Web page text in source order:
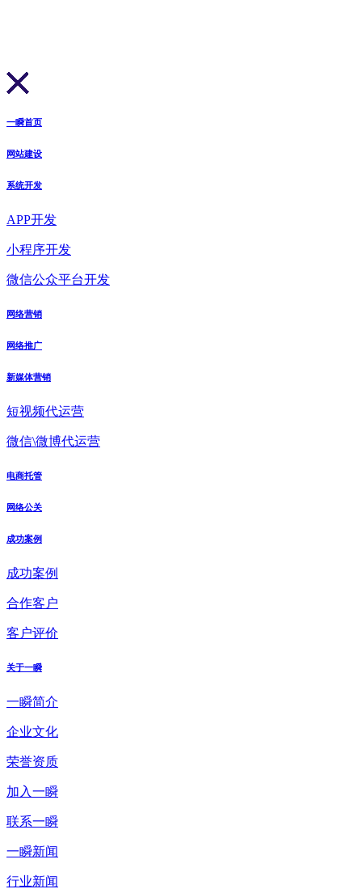
一瞬首页
网站建设
系统开发
APP开发
小程序开发
微信公众平台开发
网络营销
网络推广
新媒体营销
短视频代运营
微信\微博代运营
电商托管
网络公关
成功案例
成功案例
合作客户
客户评价
关于一瞬
一瞬简介
企业文化
荣誉资质
加入一瞬
联系一瞬
一瞬新闻
行业新闻